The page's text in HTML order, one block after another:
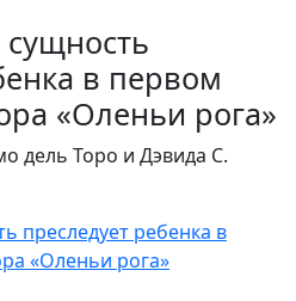
в первом
«Оленьи рога»
дель Торо и Дэвида С.
преследует ребенка в
«Оленьи рога»